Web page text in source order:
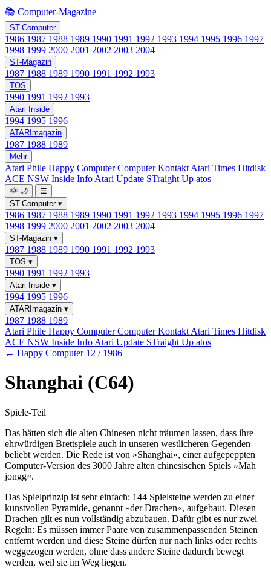
📚 Computer-Magazine
ST-Computer
1986 1987 1988 1989 1990 1991 1992 1993 1994 1995 1996 1997
1998 1999 2000 2001 2002 2003 2004
ST-Magazin
1987 1988 1989 1990 1991 1992 1993
TOS
1990 1991 1992 1993
Atari Inside
1994 1995 1996
ATARImagazin
1987 1988 1989
Mehr
Atari Phile Happy ComputerComputer Kontakt Atari Times Hitdisk
ACE NSW Inside Info Atari Update STraight Up atos
🌞 🌙
☰
ST-Computer ▾
1986 1987 1988 1989 1990 1991 1992 1993 1994 1995 1996 1997
1998 1999 2000 2001 2002 2003 2004
ST-Magazin ▾
1987 1988 1989 1990 1991 1992 1993
TOS ▾
1990 1991 1992 1993
Atari Inside ▾
1994 1995 1996
ATARImagazin ▾
1987 1988 1989
Atari Phile Happy ComputerComputer Kontakt Atari Times Hitdisk
ACE NSW Inside Info Atari Update STraight Up atos
← Happy Computer 12 / 1986
Shanghai (C64)
Spiele-Teil
Das hätten sich die alten Chinesen nicht träumen lassen, dass ihre
ehrwürdigen Brettspiele auch in unseren westlicheren Gegenden
beliebt werden. Die Rede ist von »Shanghai«, einer aufgepeppten
Computer-Version des 3000 Jahre alten chinesischen Spiels »Mah
jongg«.
Das Spielprinzip ist sehr einfach: 144 Spielsteine werden zu einer
kunstvollen Pyramide, genannt »der Drachen«, aufgebaut. Diesen
Drachen gilt es nun vollständig abzubauen. Dafür gibt es nur zwei
Regeln: Es müssen immer Paare von zusammenpassenden Steinen
entfernt werden und diese Steine dürfen nur nach links oder rechts
weggezogen werden, ohne dass andere Steine dadurch bewegt
werden, weil sie im Weg liegen.